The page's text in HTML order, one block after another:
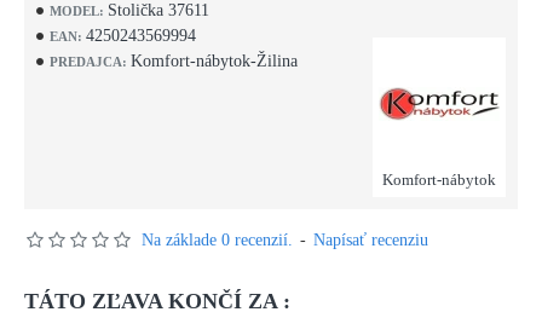
MODEL: Stolička 37611
EAN: 4250243569994
PREDAJCA: Komfort-nábytok-Žilina
Komfort-nábytok
Na základe 0 recenzií. - Napísať recenziu
TÁTO ZĽAVA KONČÍ ZA :